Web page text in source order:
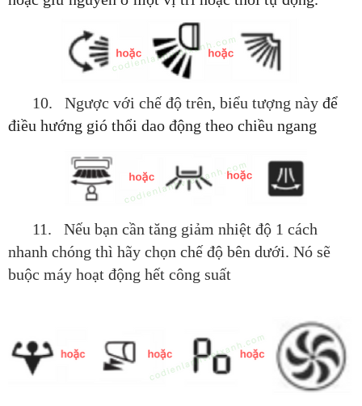
10. Ngược với chế độ trên, biểu tượng này để
điều hướng gió thổi dao động theo chiều ngang
11. Nếu bạn cần tăng giảm nhiệt độ 1 cách
nhanh chóng thì hãy chọn chế độ bên dưới. Nó sẽ
buộc máy hoạt động hết công suất